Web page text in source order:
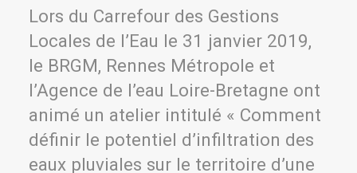
Lors du Carrefour des Gestions
Locales de l’Eau le 31 janvier 2019,
le BRGM, Rennes Métropole et
l’Agence de l’eau Loire-Bretagne ont
animé un atelier intitulé « Comment
définir le potentiel d’infiltration des
eaux pluviales sur le territoire d’une